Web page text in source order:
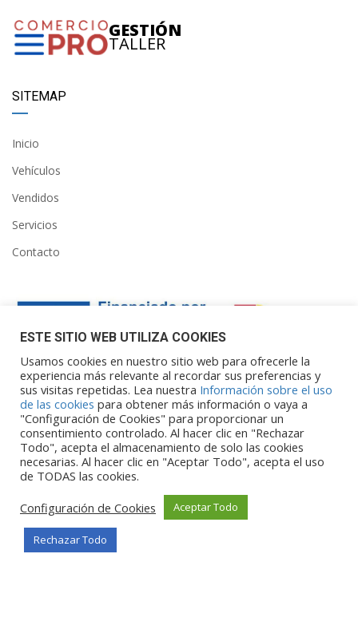
GESTIÓN
TALLER
SITEMAP
Inicio
Vehículos
Vendidos
Servicios
Contacto
Financiado por la Unión Europea – NextGenerationEU. Sin
embargo, los puntos de vista y las
opiniones expresadas son únicamente los del autor o autores y
no reflejan necesariamente los de
la Unión Europea o la Comisión Europea. Ni la Unión Europea ni
la Comisión Europea pueden ser
consideradas responsables de las mismas.
ESTE SITIO WEB UTILIZA COOKIES
Usamos cookies en nuestro sitio web para ofrecerle la
experiencia más relevante al recordar sus preferencias y
sus visitas repetidas. Lea nuestra Información sobre el uso
de las cookies para obtener más información o vaya a
"Configuración de Cookies" para proporcionar un
consentimiento controlado. Al hacer clic en "Rechazar
Todo", acepta el almacenamiento de solo las cookies
necesarias. Al hacer clic en "Aceptar Todo", acepta el uso
de TODAS las cookies.
Configuración de Cookies
Aceptar Todo
Rechazar Todo